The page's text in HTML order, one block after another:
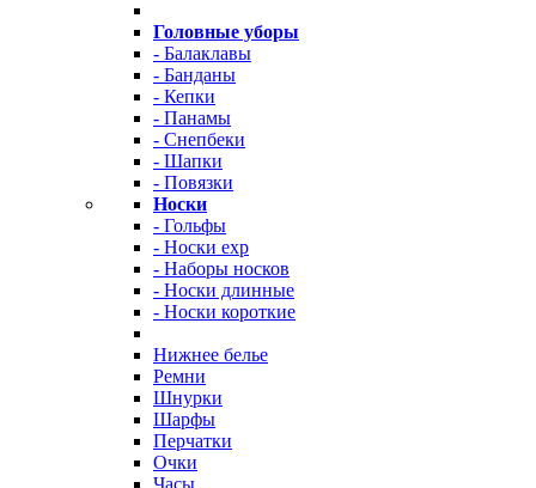
Головные уборы
- Балаклавы
- Банданы
- Кепки
- Панамы
- Снепбеки
- Шапки
- Повязки
Носки
- Гольфы
- Носки exp
- Наборы носков
- Носки длинные
- Носки короткие
Нижнее белье
Ремни
Шнурки
Шарфы
Перчатки
Очки
Часы